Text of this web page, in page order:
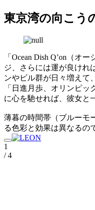
東京湾の向こう
「Ocean Dish Q’on（
ジ、さらには運が良けれ
ンやビル群が日々増えて
「日進月歩、オリンピ
に心を馳せれば、彼女と
薄暮の時間帯（ブルーモ
る色彩と効果は異なるの
1
/ 4